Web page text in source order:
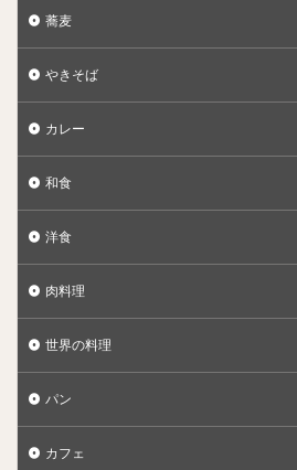
蕎麦
やきそば
カレー
和食
洋食
肉料理
世界の料理
パン
カフェ